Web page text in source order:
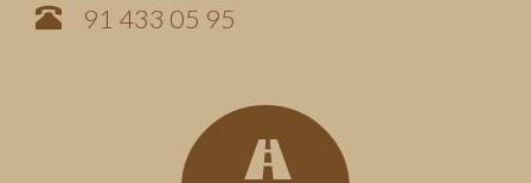
91 433 05 95